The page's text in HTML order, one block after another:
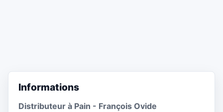
Informations
Distributeur à Pain - François Ovide